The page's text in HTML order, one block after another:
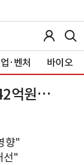
·벤처 바이오
억원…
향"
선"